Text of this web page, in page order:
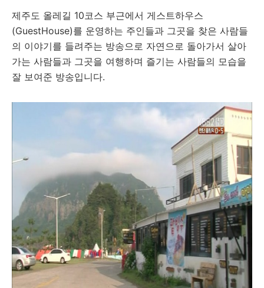
제주도 올레길 10코스 부근에서 게스트하우스
(GuestHouse)를 운영하는 주인들과 그곳을 찾은 사람들
의 이야기를 들려주는 방송으로 자연으로 돌아가서 살아
가는 사람들과 그곳을 여행하며 즐기는 사람들의 모습을
잘 보여준 방송입니다.